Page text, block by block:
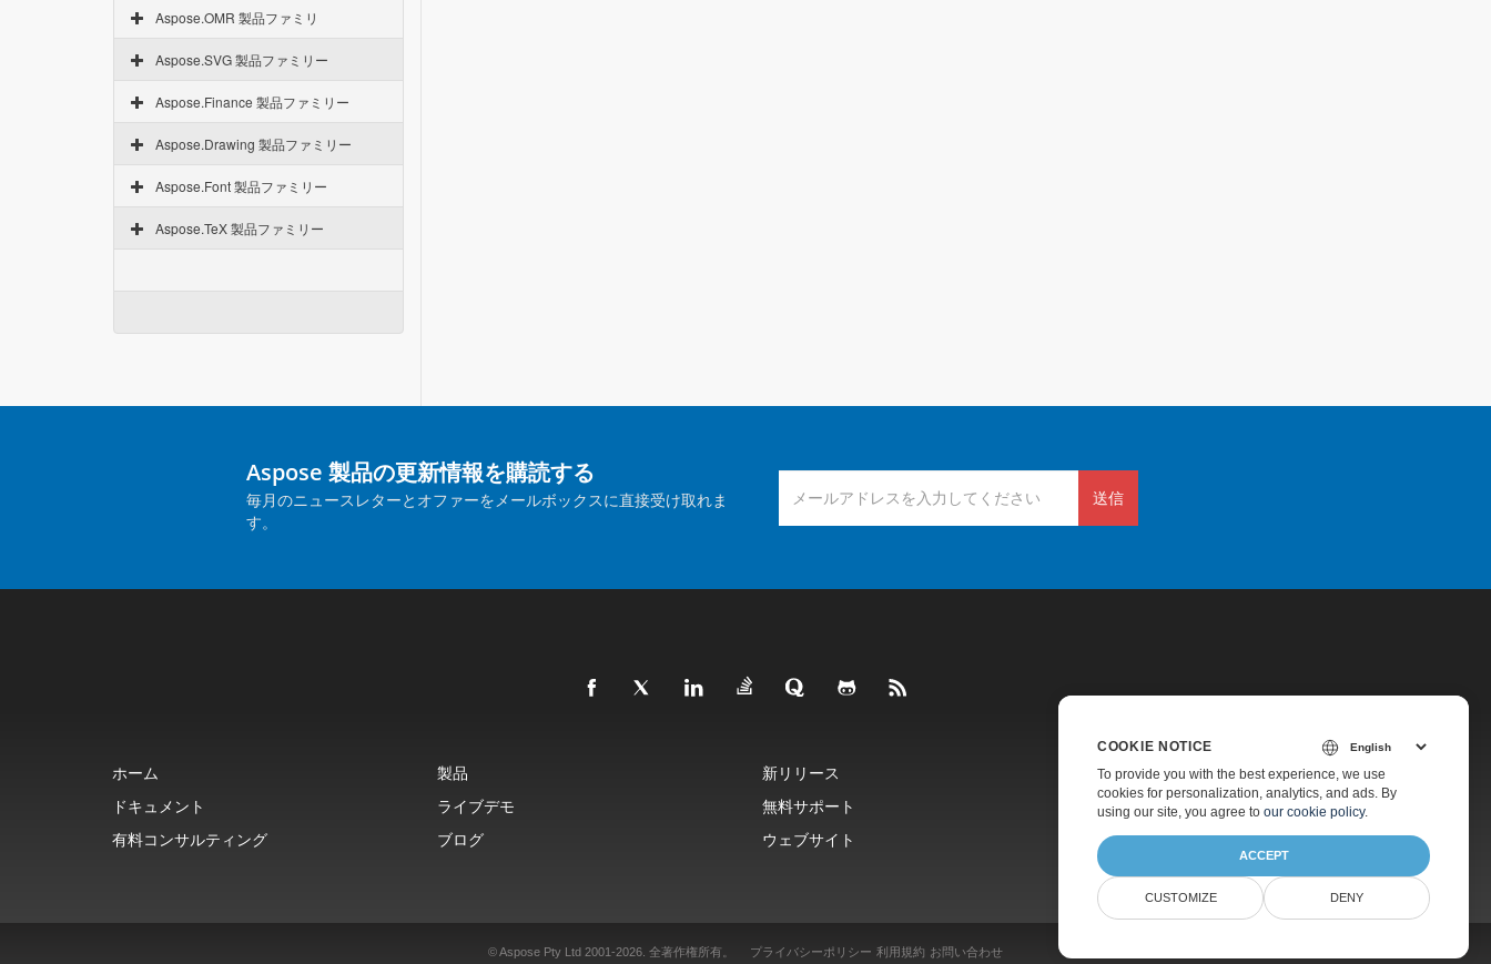
Aspose.OMR 製品ファミリ
Aspose.SVG 製品ファミリー
Aspose.Finance 製品ファミリー
Aspose.Drawing 製品ファミリー
Aspose.Font 製品ファミリー
Aspose.TeX 製品ファミリー
Aspose 製品の更新情報を購読する
毎月のニュースレターとオファーをメールボックスに直接受け取れま
す。
送信
ホーム 製品 新リリース
価格
ドキュメント
ライブデモ 無料サポート
有料サポート
有料コンサルティング
ブログ ウェブサイト 会社情報
© Aspose Pty Ltd 2001-2026. 全著作権所有。 プライバシーポリシー 利用規約 お問い合わせ
COOKIE NOTICE
To provide you with the best experience, we use
cookies for personalization, analytics, and ads. By
using our site, you agree to our cookie policy.
ACCEPT
CUSTOMIZE DENY